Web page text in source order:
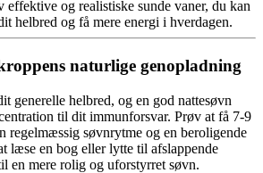
effektive og realistiske sunde vaner, du kan
helbred og få mere energi i hverdagen.
naturlige genopladning
generelle helbred, og en god nattesøvn
til dit immunforsvar. Prøv at få 7-9
regelmæssig søvnrytme og en beroligende
læse en bog eller lytte til afslappende
en mere rolig og uforstyrret søvn.